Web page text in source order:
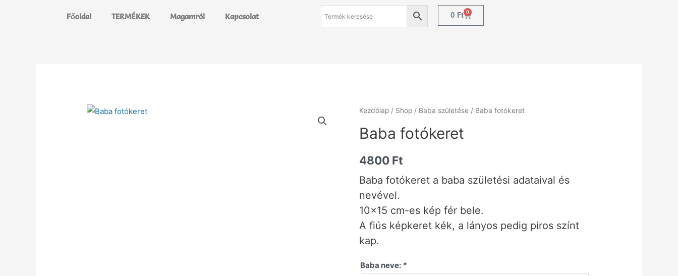
Főoldal TERMÉKEK Magamról Kapcsolat 0 Ft 0
Kezdőlap / Shop / Baba születése / Baba fotókeret
Baba fotókeret
4800 Ft
Baba fotókeret a baba születési adataival és
nevével.
10×15 cm-es kép fér bele.
A fiús képkeret kék, a lányos pedig piros színt
kap.
Baba neve: *